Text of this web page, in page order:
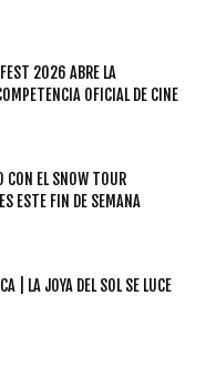
2026 ABRE LA
OFICIAL DE CINE
CON EL SNOW TOUR
ESTE FIN DE SEMANA
| LA JOYA DEL SOL SE LUCE